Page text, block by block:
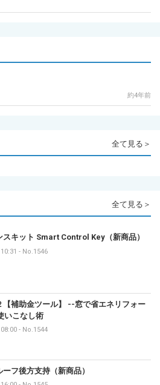
約4年前
全て見る＞
全て見る＞
スキット Smart Control Key（新商品）
- No.1546
【補助金ツール】 --窓で省エネリフォー
いこなし術
- No.1544
フ後方支持（新商品）